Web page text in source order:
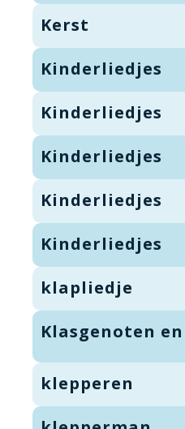
Kerst
Kinderliedjes
Kinderliedjes
Kinderliedjes
Kinderliedjes
Kinderliedjes
klapliedje
Klasgenoten
klepperen